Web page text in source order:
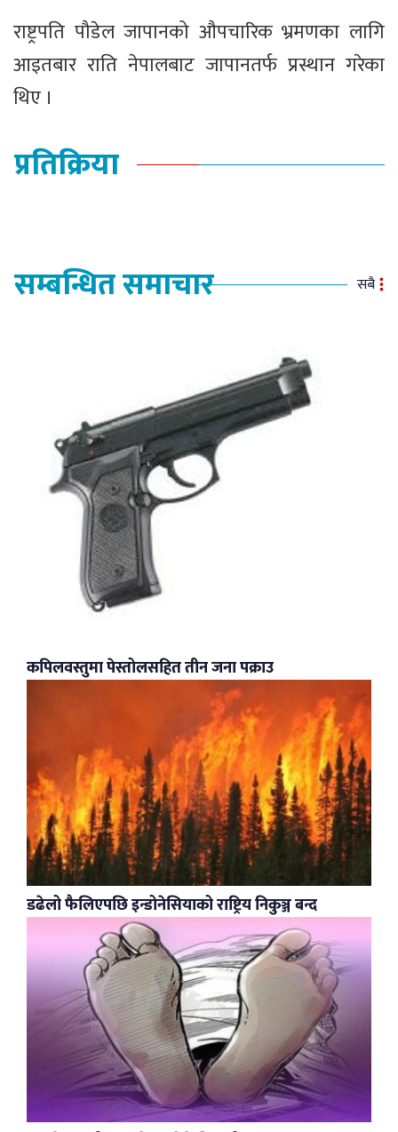
राष्ट्रपति पौडेल जापानको औपचारिक भ्रमणका लागि
आइतबार राति नेपालबाट जापानतर्फ प्रस्थान गरेका
थिए ।
प्रतिक्रिया
सम्बन्धित समाचार सबै
कपिलवस्तुमा पेस्तोलसहित तीन जना पक्राउ
डढेलो फैलिएपछि इन्डोनेसियाको राष्ट्रिय निकुञ्ज बन्द